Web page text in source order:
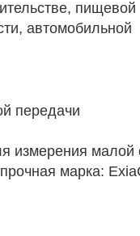
пищевой
автомобильной
передачи
измерения малой
марка: